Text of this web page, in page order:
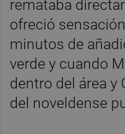
remataba
ofreció
minutos de
verde y cuando
dentro del área y
del noveldense